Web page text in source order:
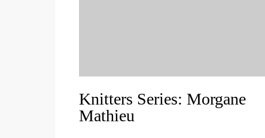
Knitters Series: Morgane
Mathieu